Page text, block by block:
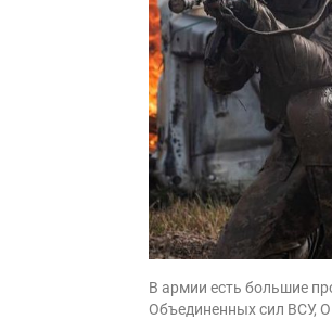
В армии есть большие
Объединенных сил ВСУ,